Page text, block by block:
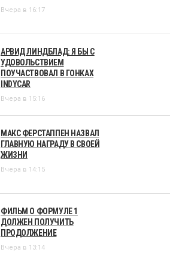
Вчера в 16:17
АРВИД ЛИНДБЛАД: Я БЫ С
УДОВОЛЬСТВИЕМ
ПОУЧАСТВОВАЛ В ГОНКАХ
INDYCAR
Вчера в 15:16
МАКС ФЕРСТАППЕН НАЗВАЛ
ГЛАВНУЮ НАГРАДУ В СВОЕЙ
ЖИЗНИ
Вчера в 14:15
ФИЛЬМ О ФОРМУЛЕ 1
ДОЛЖЕН ПОЛУЧИТЬ
ПРОДОЛЖЕНИЕ
Вчера в 13:14